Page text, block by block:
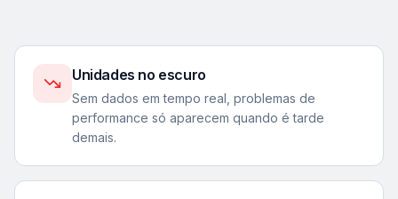
Unidades no escuro
Sem dados em tempo real, problemas de
performance só aparecem quando é tarde
demais.